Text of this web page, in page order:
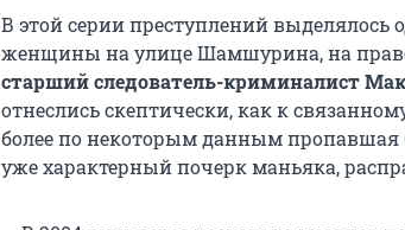
В этой серии преступлений выделялось
женщины на улице Шамшурина, на
старший следователь-криминалист
отнеслись скептически, как к
более по некоторым данным пропавшая
уже характерный почерк маньяка,